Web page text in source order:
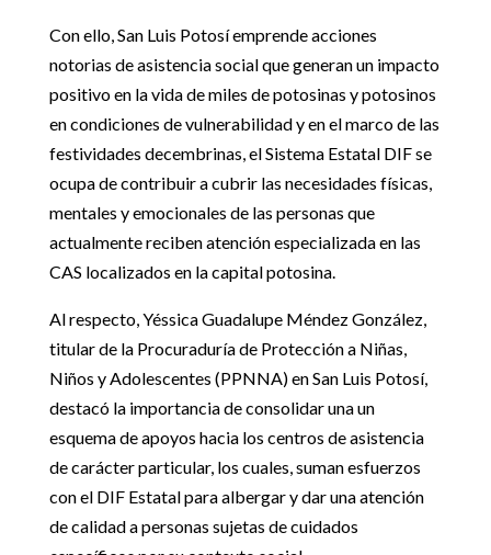
Con ello, San Luis Potosí emprende acciones
notorias de asistencia social que generan un impacto
positivo en la vida de miles de potosinas y potosinos
en condiciones de vulnerabilidad y en el marco de las
festividades decembrinas, el Sistema Estatal DIF se
ocupa de contribuir a cubrir las necesidades físicas,
mentales y emocionales de las personas que
actualmente reciben atención especializada en las
CAS localizados en la capital potosina.
Al respecto, Yéssica Guadalupe Méndez González,
titular de la Procuraduría de Protección a Niñas,
Niños y Adolescentes (PPNNA) en San Luis Potosí,
destacó la importancia de consolidar una un
esquema de apoyos hacia los centros de asistencia
de carácter particular, los cuales, suman esfuerzos
con el DIF Estatal para albergar y dar una atención
de calidad a personas sujetas de cuidados